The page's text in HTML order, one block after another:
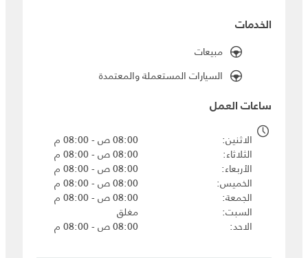
الخدمات
مبيعات
السيارات المستعملة والمعتمدة
ساعات العمل
الاثنين
08:00 ص - 08:00 م
الثلاثاء
08:00 ص - 08:00 م
الأربعاء
08:00 ص - 08:00 م
الخميس
08:00 ص - 08:00 م
الجمعة
08:00 ص - 08:00 م
السبت
مغلق
الاحد
08:00 ص - 08:00 م